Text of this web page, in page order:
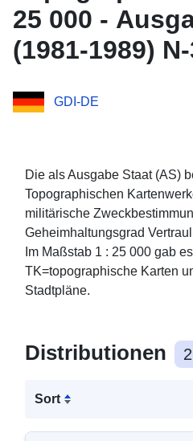
25 000 -
(1981-1989)
GDI-DE
Die als Ausgabe Staat (AS)
Topographischen
militärische
Geheimhaltungsgrad
Im Maßstab 1 : 25 000 gab
TK=topographische Karten
Stadtpläne.
Distributionen 2
Sort